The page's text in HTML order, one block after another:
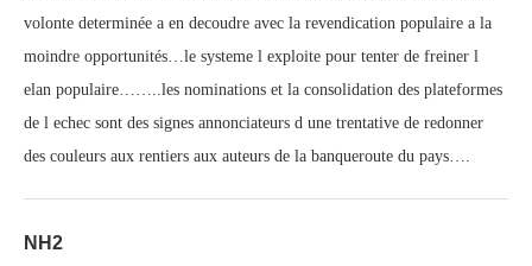
volonte determinée a en decoudre avec la revendication populaire a la
moindre opportunités…le systeme l exploite pour tenter de freiner l
elan populaire……..les nominations et la consolidation des plateformes
de l echec sont des signes annonciateurs d une trentative de redonner
des couleurs aux rentiers aux auteurs de la banqueroute du pays….
NH2